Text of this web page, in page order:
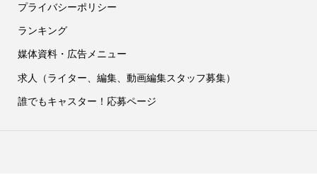
プライバシーポリシー
ランキング
媒体資料・広告メニュー
求人（ライター、編集、動画編集スタッフ募集）
誰でもキャスター！応募ページ